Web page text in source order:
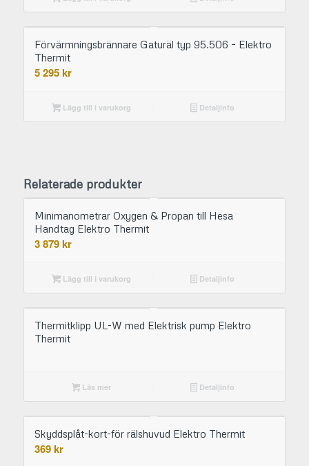
Förvärmningsbrännare Gaturäl typ 95.506 – Elektro
Thermit
5 295kr
Lägg till i varukorg Detaljinfo
Relaterade produkter
Minimanometrar Oxygen & Propan till Hesa
Handtag Elektro Thermit
3 879kr
Lägg till i varukorg Detaljinfo
Thermitklipp UL-W med Elektrisk pump Elektro
Thermit
Läs mer Detaljinfo
Skyddsplåt-kort-för rälshuvud Elektro Thermit
369kr